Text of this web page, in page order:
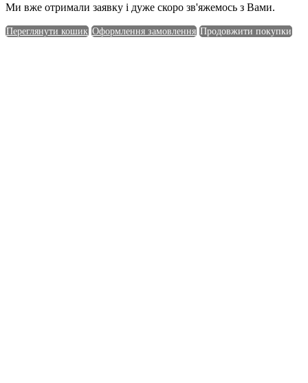
Ми вже отримали заявку і дуже скоро зв'яжемось з Вами.
Переглянути кошик Оформлення замовлення Продовжити покупки